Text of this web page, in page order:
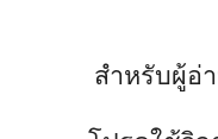
สำหรับผู้อ่